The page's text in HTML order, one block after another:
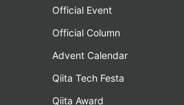
Official Event
Official Column
Advent Calendar
Qiita Tech Festa
Qiita Award